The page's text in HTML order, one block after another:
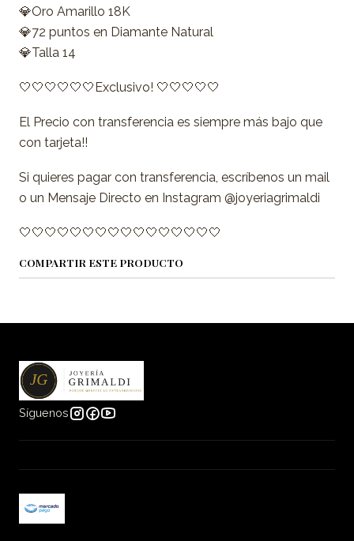
💎Oro Amarillo 18K
💎72 puntos en Diamante Natural
💎Talla 14
🤍🤍🤍🤍🤍🤍Exclusivo! 🤍🤍🤍🤍🤍
El Precio con transferencia es siempre más bajo que
con tarjeta!!
Si quieres pagar con transferencia, escríbenos un mail
o un Mensaje Directo en Instagram @joyeriagrimaldi
🤍🤍🤍🤍🤍🤍🤍🤍🤍🤍🤍🤍🤍🤍🤍🤍
COMPARTIR ESTE PRODUCTO
Síguenos